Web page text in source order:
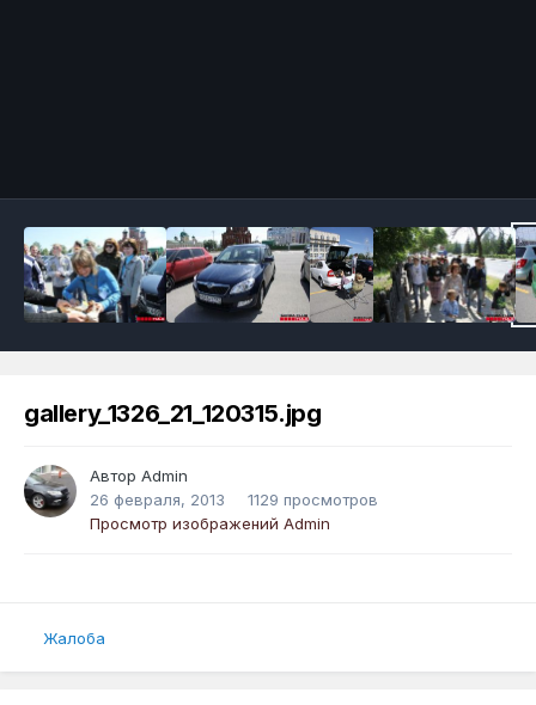
gallery_1326_21_120315.jpg
Автор Admin
26 февраля, 2013
1129 просмотров
Просмотр изображений Admin
Жалоба